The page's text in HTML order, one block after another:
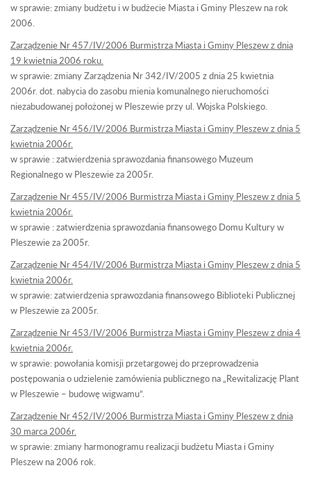
w sprawie: zmiany budżetu i w budżecie Miasta i Gminy Pleszew na rok
2006.
Zarządzenie Nr 457/IV/2006 Burmistrza Miasta i Gminy Pleszew z dnia
19 kwietnia 2006 roku.
w sprawie: zmiany Zarządzenia Nr 342/IV/2005 z dnia 25 kwietnia
2006r. dot. nabycia do zasobu mienia komunalnego nieruchomości
niezabudowanej położonej w Pleszewie przy ul. Wojska Polskiego.
Zarządzenie Nr 456/IV/2006 Burmistrza Miasta i Gminy Pleszew z dnia 5
kwietnia 2006r.
w sprawie : zatwierdzenia sprawozdania finansowego Muzeum
Regionalnego w Pleszewie za 2005r.
Zarządzenie Nr 455/IV/2006 Burmistrza Miasta i Gminy Pleszew z dnia 5
kwietnia 2006r.
w sprawie : zatwierdzenia sprawozdania finansowego Domu Kultury w
Pleszewie za 2005r.
Zarządzenie Nr 454/IV/2006 Burmistrza Miasta i Gminy Pleszew z dnia 5
kwietnia 2006r.
w sprawie: zatwierdzenia sprawozdania finansowego Biblioteki Publicznej
w Pleszewie za 2005r.
Zarządzenie Nr 453/IV/2006 Burmistrza Miasta i Gminy Pleszew z dnia 4
kwietnia 2006r.
w sprawie: powołania komisji przetargowej do przeprowadzenia
postępowania o udzielenie zamówienia publicznego na „Rewitalizację Plant
w Pleszewie – budowę wigwamu”.
Zarządzenie Nr 452/IV/2006 Burmistrza Miasta i Gminy Pleszew z dnia
30 marca 2006r.
w sprawie: zmiany harmonogramu realizacji budżetu Miasta i Gminy
Pleszew na 2006 rok.